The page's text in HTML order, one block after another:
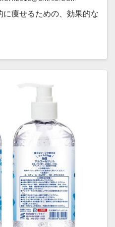
痩せるための、効果的な